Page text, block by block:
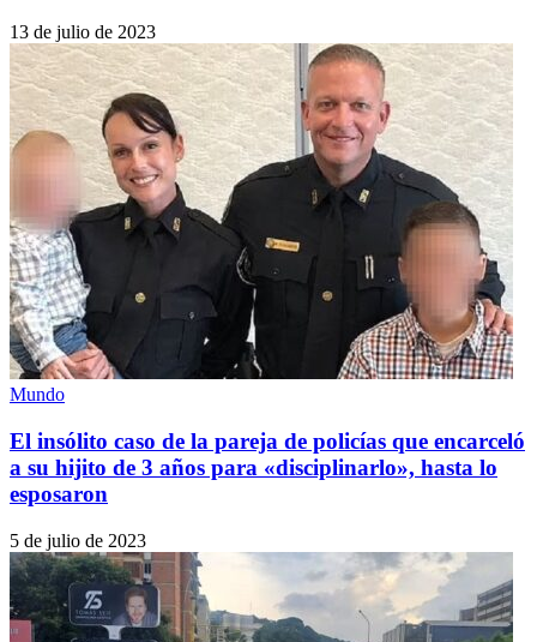
13 de julio de 2023
Mundo
El insólito caso de la pareja de policías que encarceló
a su hijito de 3 años para «disciplinarlo», hasta lo
esposaron
5 de julio de 2023